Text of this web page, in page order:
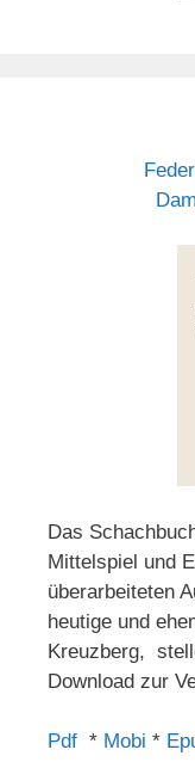
Das
Mittelspiel und
überarbeiteten
heutige und
Kreuzberg,
Download zur
Pdf * Mobi *